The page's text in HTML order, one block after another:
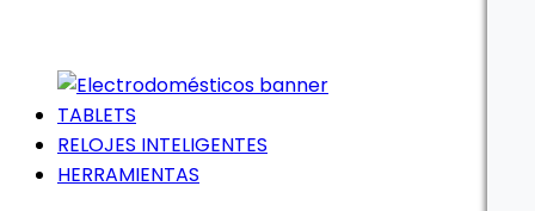
TABLETS
RELOJES INTELIGENTES
HERRAMIENTAS